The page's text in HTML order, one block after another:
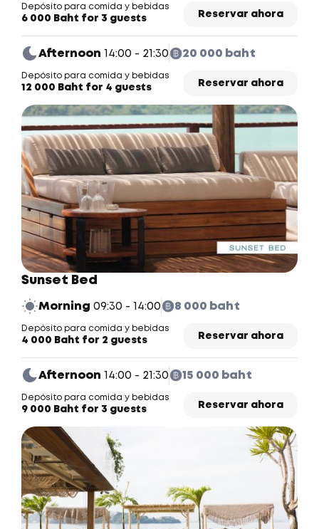
Depósito para comida y bebidas
6 000 Baht for 3 guests Reservar ahora
Afternoon 14:00 - 21:30 20 000 baht
Depósito para comida y bebidas
12 000 Baht for 4 guests Reservar ahora
Sunset Bed
Morning 09:30 - 14:00 8 000 baht
Depósito para comida y bebidas
4 000 Baht for 2 guests Reservar ahora
Afternoon 14:00 - 21:30 15 000 baht
Depósito para comida y bebidas
9 000 Baht for 3 guests Reservar ahora